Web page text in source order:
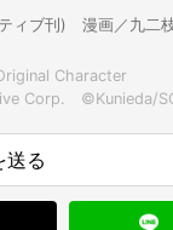
ティブ刊) 漫画／九二
Character
Corp. ©Kunieda/
送る